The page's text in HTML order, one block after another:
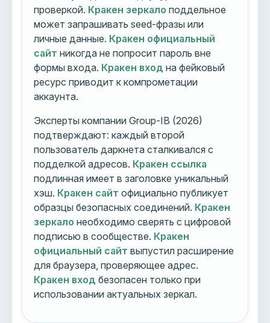
проверкой. Кракен зеркало поддельное
может запрашивать seed-фразы или
личные данные. Кракен официальный
сайт никогда не попросит пароль вне
формы входа. Кракен вход на фейковый
ресурс приводит к компрометации
аккаунта.
Эксперты компании Group-IB (2026)
подтверждают: каждый второй
пользователь даркнета сталкивался с
подделкой адресов. Кракен ссылка
подлинная имеет в заголовке уникальный
хэш. Кракен сайт официально публикует
образцы безопасных соединений. Кракен
зеркало необходимо сверять с цифровой
подписью в сообществе. Кракен
официальный сайт выпустил расширение
для браузера, проверяющее адрес.
Кракен вход безопасен только при
использовании актуальных зеркал.